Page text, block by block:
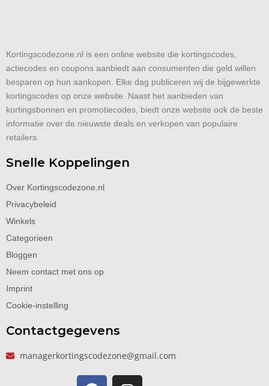
Kortingscodezone.nl is een online website die kortingscodes,
actiecodes en coupons aanbiedt aan consumenten die geld willen
besparen op hun aankopen. Elke dag publiceren wij de bijgewerkte
kortingscodes op onze website. Naast het aanbieden van
kortingsbonnen en promotiecodes, biedt onze website ook de beste
informatie over de nieuwste deals en verkopen van populaire
retailers.
Snelle Koppelingen
Over Kortingscodezone.nl
Privacybeleid
Winkels
Categorieen
Bloggen
Neem contact met ons op
Imprint
Cookie-instelling
Contactgegevens
managerkortingscodezone@gmail.com